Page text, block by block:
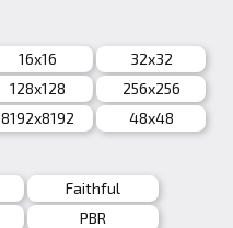
16x16
32x32
128x128
256x256
8192x8192 48x48
Faithful
PBR